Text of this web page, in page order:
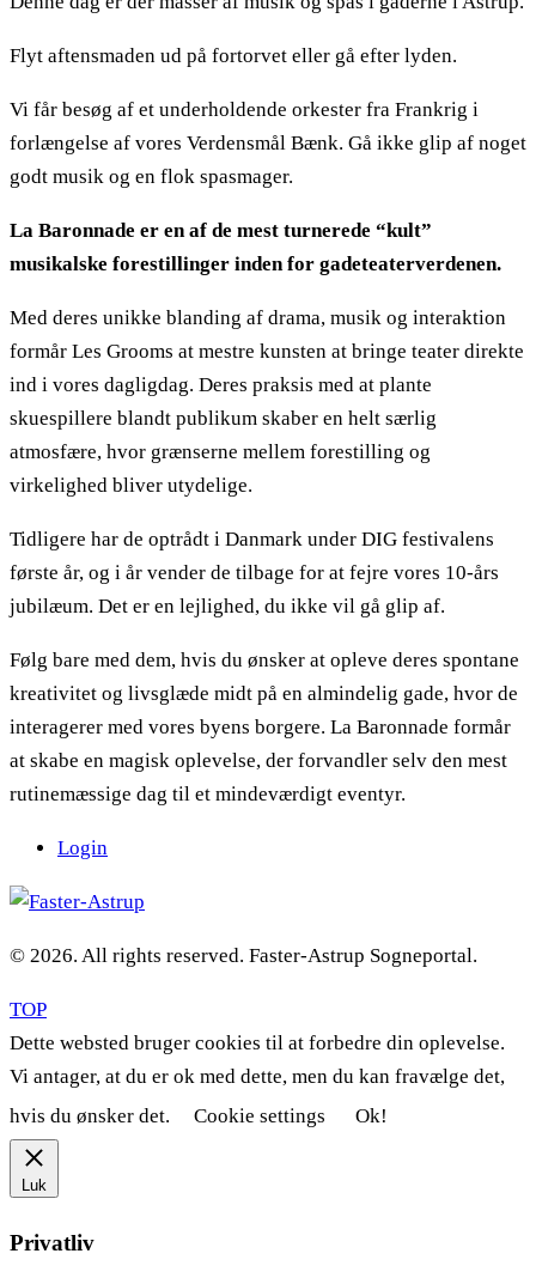
Flyt aftensmaden ud på fortorvet eller gå efter lyden.
Vi får besøg af et underholdende orkester fra Frankrig i
forlængelse af vores Verdensmål Bænk. Gå ikke glip af noget
godt musik og en flok spasmager.
La Baronnade er en af de mest turnerede “kult”
musikalske forestillinger inden for gadeteaterverdenen.
Med deres unikke blanding af drama, musik og interaktion
formår Les Grooms at mestre kunsten at bringe teater direkte
ind i vores dagligdag. Deres praksis med at plante
skuespillere blandt publikum skaber en helt særlig
atmosfære, hvor grænserne mellem forestilling og
virkelighed bliver utydelige.
Tidligere har de optrådt i Danmark under DIG festivalens
første år, og i år vender de tilbage for at fejre vores 10-års
jubilæum. Det er en lejlighed, du ikke vil gå glip af.
Følg bare med dem, hvis du ønsker at opleve deres spontane
kreativitet og livsglæde midt på en almindelig gade, hvor de
interagerer med vores byens borgere. La Baronnade formår
at skabe en magisk oplevelse, der forvandler selv den mest
rutinemæssige dag til et mindeværdigt eventyr.
Login
© 2026. All rights reserved. Faster-Astrup Sogneportal.
TOP
Dette websted bruger cookies til at forbedre din oplevelse.
Vi antager, at du er ok med dette, men du kan fravælge det,
hvis du ønsker det.
Cookie settings Ok!
Luk
Privatliv